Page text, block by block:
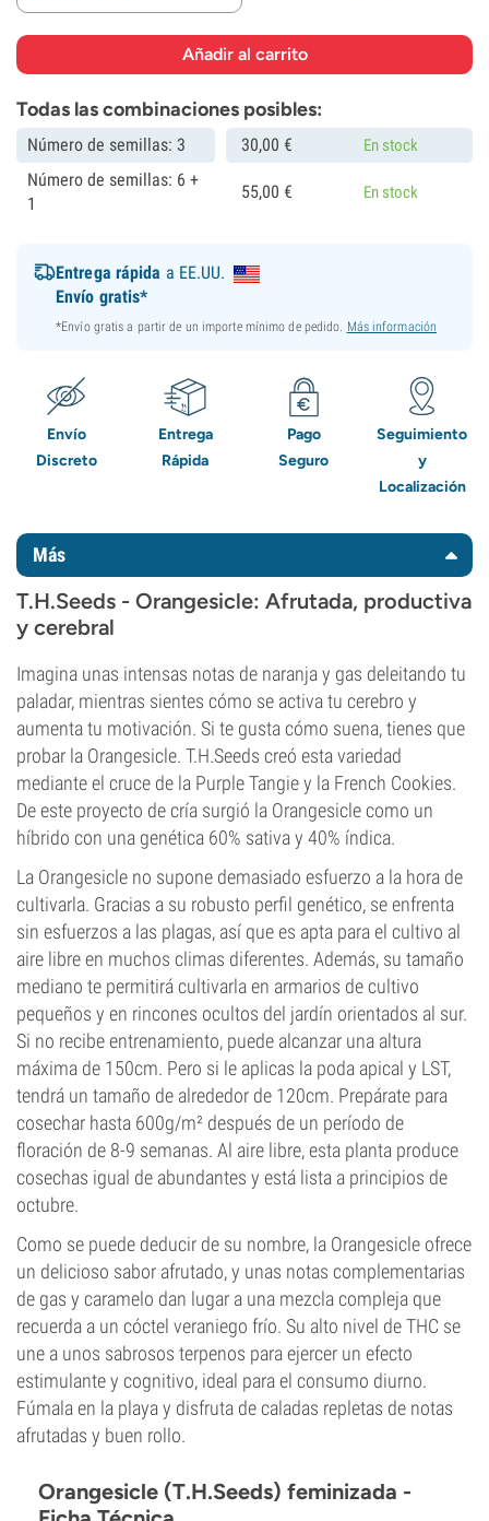
Todas las combinaciones posibles:
Número de semillas: 3 30,00 € En stock
Número de semillas: 6 +
1
55,00 € En stock
Entrega rápida a EE.UU.
Envío gratis*
*Envío gratis a partir de un importe mínimo de pedido. Más información
Envío
Discreto
Entrega
Rápida
Pago
Seguro
Seguimiento
y
Localización
Más
T.H.Seeds - Orangesicle: Afrutada, productiva
y cerebral
Imagina unas intensas notas de naranja y gas deleitando tu
paladar, mientras sientes cómo se activa tu cerebro y
aumenta tu motivación. Si te gusta cómo suena, tienes que
probar la Orangesicle. T.H.Seeds creó esta variedad
mediante el cruce de la Purple Tangie y la French Cookies.
De este proyecto de cría surgió la Orangesicle como un
híbrido con una genética 60% sativa y 40% índica.
La Orangesicle no supone demasiado esfuerzo a la hora de
cultivarla. Gracias a su robusto perfil genético, se enfrenta
sin esfuerzos a las plagas, así que es apta para el cultivo al
aire libre en muchos climas diferentes. Además, su tamaño
mediano te permitirá cultivarla en armarios de cultivo
pequeños y en rincones ocultos del jardín orientados al sur.
Si no recibe entrenamiento, puede alcanzar una altura
máxima de 150cm. Pero si le aplicas la poda apical y LST,
tendrá un tamaño de alrededor de 120cm. Prepárate para
cosechar hasta 600g/m² después de un período de
floración de 8-9 semanas. Al aire libre, esta planta produce
cosechas igual de abundantes y está lista a principios de
octubre.
Como se puede deducir de su nombre, la Orangesicle ofrece
un delicioso sabor afrutado, y unas notas complementarias
de gas y caramelo dan lugar a una mezcla compleja que
recuerda a un cóctel veraniego frío. Su alto nivel de THC se
une a unos sabrosos terpenos para ejercer un efecto
estimulante y cognitivo, ideal para el consumo diurno.
Fúmala en la playa y disfruta de caladas repletas de notas
afrutadas y buen rollo.
Orangesicle (T.H.Seeds) feminizada -